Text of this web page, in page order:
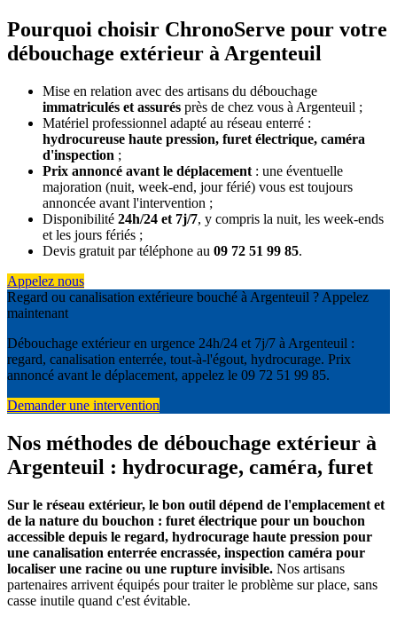
Pourquoi choisir ChronoServe pour votre
débouchage extérieur à Argenteuil
Mise en relation avec des artisans du débouchage
immatriculés et assurés près de chez vous à Argenteuil ;
Matériel professionnel adapté au réseau enterré :
hydrocureuse haute pression, furet électrique, caméra
d'inspection ;
Prix annoncé avant le déplacement : une éventuelle
majoration (nuit, week-end, jour férié) vous est toujours
annoncée avant l'intervention ;
Disponibilité 24h/24 et 7j/7, y compris la nuit, les week-ends
et les jours fériés ;
Devis gratuit par téléphone au 09 72 51 99 85.
Appelez nous
Regard ou canalisation extérieure bouché à Argenteuil ? Appelez
maintenant
Débouchage extérieur en urgence 24h/24 et 7j/7 à Argenteuil :
regard, canalisation enterrée, tout-à-l'égout, hydrocurage. Prix
annoncé avant le déplacement, appelez le 09 72 51 99 85.
Demander une intervention
Nos méthodes de débouchage extérieur à
Argenteuil : hydrocurage, caméra, furet
Sur le réseau extérieur, le bon outil dépend de l'emplacement et
de la nature du bouchon : furet électrique pour un bouchon
accessible depuis le regard, hydrocurage haute pression pour
une canalisation enterrée encrassée, inspection caméra pour
localiser une racine ou une rupture invisible. Nos artisans
partenaires arrivent équipés pour traiter le problème sur place, sans
casse inutile quand c'est évitable.